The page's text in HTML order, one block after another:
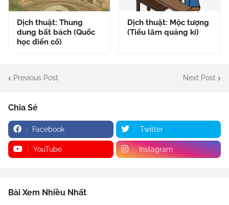
Dịch thuật: Thung
dung bất bách (Quốc
học điển cố)
Dịch thuật: Mộc tượng
(Tiếu lâm quảng kí)
Previous Post Next Post
Chia Sẻ
Facebook Twitter
YouTube Instagram
Bài Xem Nhiều Nhất